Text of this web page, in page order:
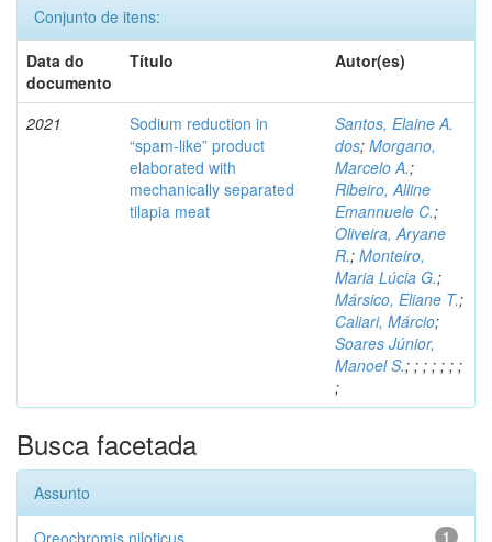
Conjunto de itens:
Data do
documento
Título Autor(es)
2021
Sodium reduction in
“spam-like” product
elaborated with
mechanically separated
tilapia meat
Santos, Elaine A.
dos; Morgano,
Marcelo A.;
Ribeiro, Alline
Emannuele C.;
Oliveira, Aryane
R.; Monteiro,
Maria Lúcia G.;
Mársico, Eliane T.;
Caliari, Márcio;
Soares Júnior,
Manoel S.; ; ; ; ; ; ;
;
Busca facetada
Assunto
1